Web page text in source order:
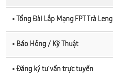
▪︎ Tổng Đài Lắp Mạng FPT Trà Leng
▪︎ Báo Hỏng / Kỹ Thuật
▪︎ Đăng ký tư vấn trực tuyến